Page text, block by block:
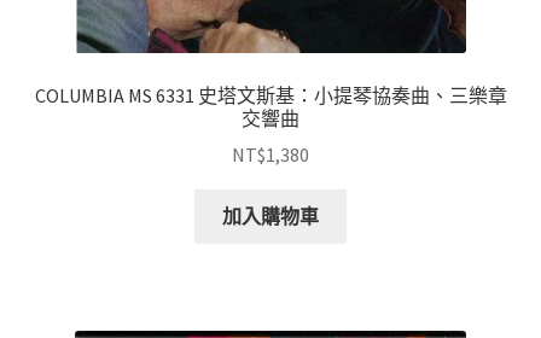
COLUMBIA MS 6331 史塔文斯基：小提琴協奏曲、三樂章
交響曲
NT$1,380
加入購物車